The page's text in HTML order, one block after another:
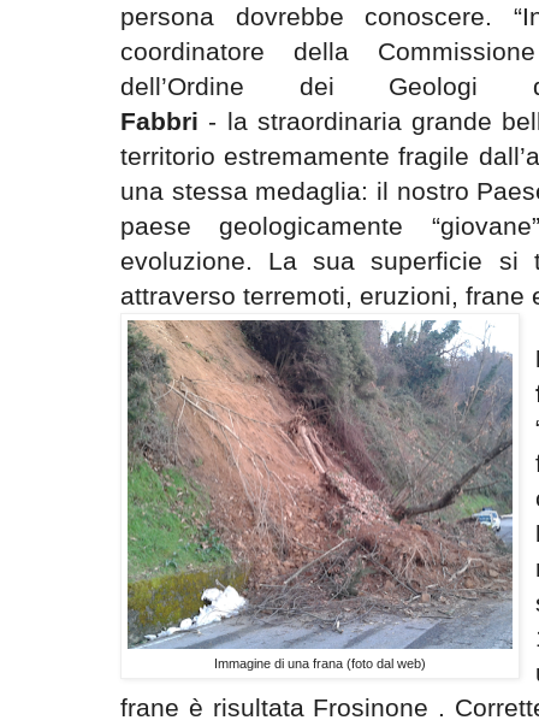
persona dovrebbe conoscere.
coordinatore della
dell’Ordine dei
Fabbri - la straordinaria grande
territorio estremamente fragile
una stessa medaglia: il nostro
paese geologicamente
evoluzione. La sua superficie si
attraverso terremoti, eruzioni, frane
Immagine di una frana (foto dal web)
frane è risultata Frosinone .